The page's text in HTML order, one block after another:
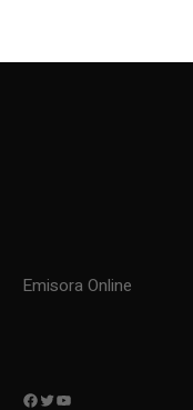
Emisora Online
Facebook
Twitter
YouTube